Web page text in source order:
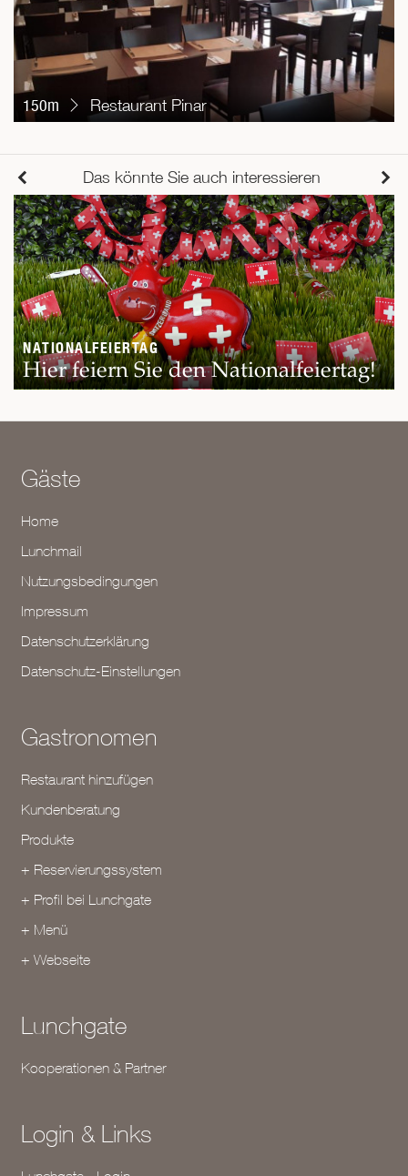
150m Restaurant Pinar
Das könnte Sie auch interessieren
NATIONALFEIERTAG
Hier feiern Sie den Nationalfeiertag!
Gäste
Home
Lunchmail
Nutzungsbedingungen
Impressum
Datenschutzerklärung
Datenschutz-Einstellungen
Gastronomen
Restaurant hinzufügen
Kundenberatung
Produkte
+ Reservierungssystem
+ Profil bei Lunchgate
+ Menü
+ Webseite
Lunchgate
Kooperationen & Partner
Login & Links